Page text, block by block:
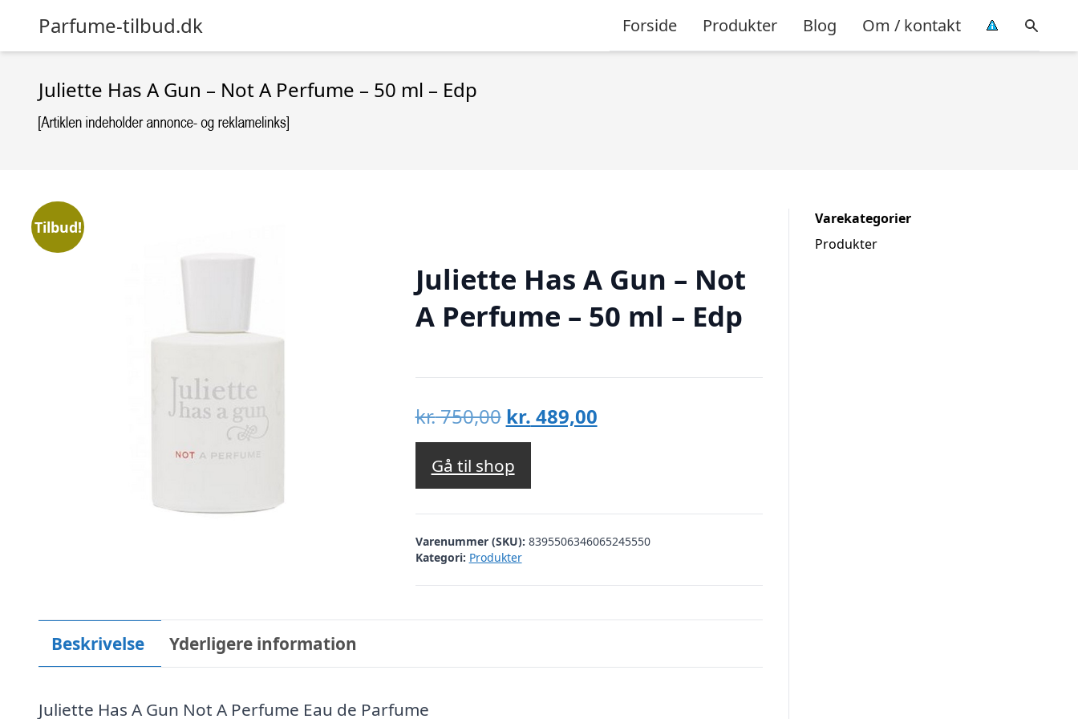
Parfume-tilbud.dk Forside Produkter Blog Om / kontakt
Juliette Has A Gun – Not A Perfume – 50 ml – Edp
Tilbud!
Juliette Has A Gun – Not
A Perfume – 50 ml – Edp
kr.750,00 Den
oprindelige
pris
var:
kr. 750,00.
kr. 489,00Den
kr. 489,00.
Gå til shop
Varenummer (SKU): 8395506346065245550
Kategori: Produkter
Beskrivelse Yderligere information
Juliette Has A Gun Not A Perfume Eau de Parfume
Varekategorier
Produkter